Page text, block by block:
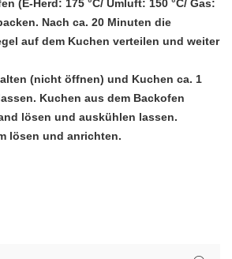
(E-Herd: 175 °C/ Umluft: 150 °C/ Gas:
Nach ca. 20 Minuten die
auf dem Kuchen verteilen und weiter
(nicht öffnen) und Kuchen ca. 1
Kuchen aus dem Backofen
lösen und auskühlen lassen.
lösen und anrichten.